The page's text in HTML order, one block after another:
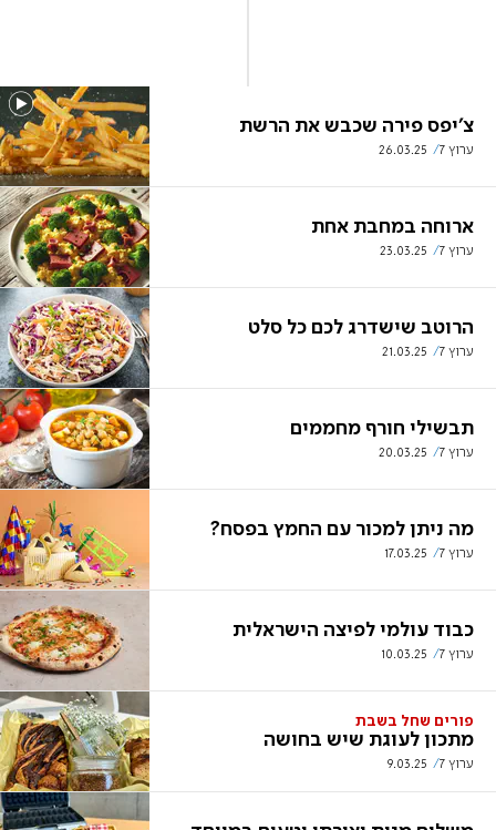
צ'יפס פירה שכבש את הרשת
ערוץ 7 26.03.25
ארוחה במחבת אחת
ערוץ 7 23.03.25
הרוטב שישדרג לכם כל סלט
ערוץ 7 21.03.25
תבשילי חורף מחממים
ערוץ 7 20.03.25
מה ניתן למכור עם החמץ בפסח?
ערוץ 7 17.03.25
כבוד עולמי לפיצה הישראלית
ערוץ 7 10.03.25
פורים שחל בשבת
מתכון לעוגת שיש בחושה
ערוץ 7 9.03.25